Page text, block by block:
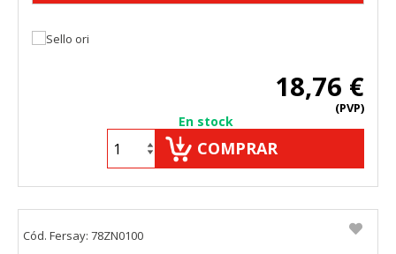
18,76 €
(PVP)
En stock
COMPRAR
Cód. Fersay: 78ZN0100